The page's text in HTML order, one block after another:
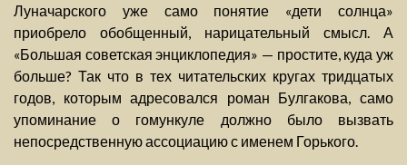
Луначарского уже само понятие «дети солнца»
приобрело обобщенный, нарицательный смысл. А
«Большая советская энциклопедия» — простите, куда уж
больше? Так что в тех читательских кругах тридцатых
годов, которым адресовался роман Булгакова, само
упоминание о гомункуле должно было вызвать
непосредственную ассоциацию с именем Горького.